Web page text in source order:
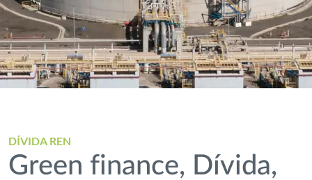
DÍVIDA REN
Green finance, Dívida,